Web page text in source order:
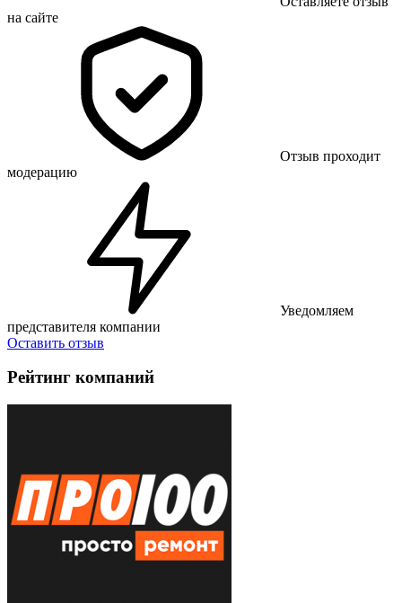
на сайте
Отзыв проходит
модерацию
Уведомляем
представителя компании
Оставить отзыв
Рейтинг компаний